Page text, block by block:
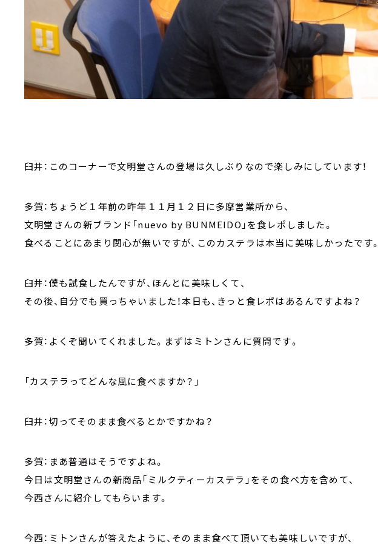
臼井：このコーナーで文明堂さんの登場は久しぶりなので楽しみにしています！
多賀：ちょうど１年前の昨年１１月１２日に多摩営業所から、
文明堂さんの新ブランド「nuevo by BUNMEIDO」を食レポしました。
食べることにあまり関心が無いですが、このカステラは本当に美味しかったです。
臼井：僕も試食したんですが、ほんとに美味しくて、
その後、自分でも買っちゃいました！本日も、きっと食レポはあるんですよね？
多賀：よくぞ聞いてくれました。まずはミトンさんに質問です。
「カステラってどんな風に食べますか？」
臼井：切ってそのまま食べるとかですかね？
多賀：まあ普通はそうですよね。
今日は文明堂さんの新商品「ミルクティーカステラ」をその食べ方を含めて、
今西さんに紹介してもらいます。
今西：ミトンさんが答えたように、そのまま食べて頂いても美味しいですが、